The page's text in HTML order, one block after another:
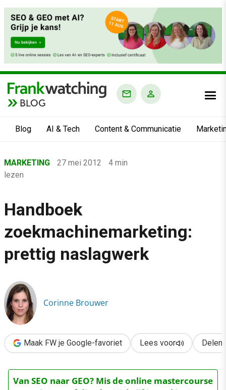
BLOG
Blog AI & Tech Content & Communicatie
›
Marketing
›
Handboek zoekmachinemarketing: prettig naslagwerk
MARKETING 27 mei 2012
4 min
lezen
Handboek
zoekmachinemarketing:
prettig naslagwerk
Corinne Brouwer
Maak FW je Google-favoriet Lees voor Delen
Van SEO naar GEO? Mis de online mastercourse